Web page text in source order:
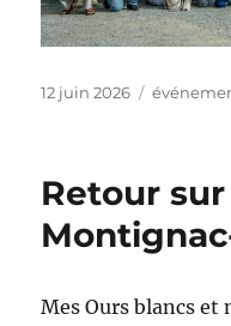
Publié
12 juin 2026
Retour
Mes Ours blancs